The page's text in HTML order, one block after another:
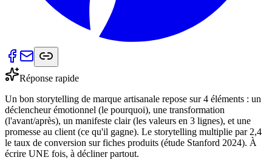
Réponse rapide
Un bon storytelling de marque artisanale repose sur 4 éléments : un
déclencheur émotionnel (le pourquoi), une transformation
(l'avant/après), un manifeste clair (les valeurs en 3 lignes), et une
promesse au client (ce qu'il gagne). Le storytelling multiplie par 2,4
le taux de conversion sur fiches produits (étude Stanford 2024). À
écrire UNE fois, à décliner partout.